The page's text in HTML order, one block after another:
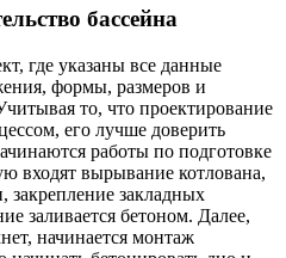
бассейна
где указаны все данные
формы, размеров и
то, что проектирование
его лучше доверить
работы по подготовке
входят вырывание котлована,
закрепление закладных
заливается бетоном. Далее,
начинается монтаж